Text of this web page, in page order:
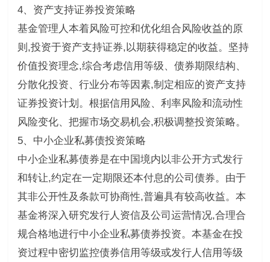
4、资产支持证券投资策略
基金管理人本着风险可控和优化组合风险收益的原
则,投资于资产支持证券,以期获得稳定的收益。坚持
价值投资理念,综合考虑信用等级、债券期限结构、
分散化投资、行业分布等因素,制定相应的资产支持
证券投资计划。根据信用风险、利率风险和流动性
风险变化、把握市场交易机会,积极调整投资策略。
5、中小企业私募债投资策略
中小企业私募债券是在中国境内以非公开方式发行
和转让,约定在一定期限还本付息的公司债券。由于
其非公开性及条款可协商性,普遍具有较高收益。本
基金将深入研究发行人资信及公司运营情况,合理合
规合格地进行中小企业私募债券投资。本基金在投
资过程中密切监控债券信用等级或发行人信用等级